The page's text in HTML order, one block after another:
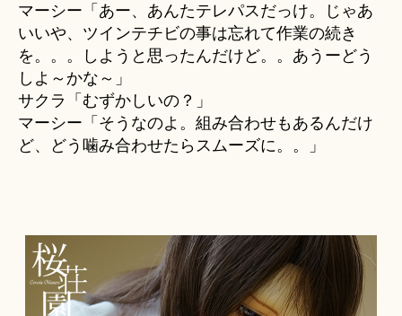
マーシー「あー、あんたテレパスだっけ。じゃあ
いいや、ツインテチビの事は忘れて作業の続き
を。。。しようと思ったんだけど。。あうーどう
しよ～かな～」
サクラ「むずかしいの？」
マーシー「そうなのよ。組み合わせもあるんだけ
ど、どう噛み合わせたらスムーズに。。」